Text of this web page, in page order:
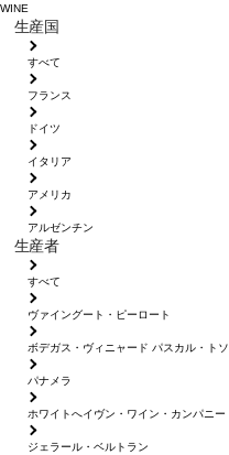
WINE
生産国
すべて
フランス
ドイツ
イタリア
アメリカ
アルゼンチン
生産者
すべて
ヴァイングート・ピーロート
ボデガス・ヴィニャード パスカル・トソ
パナメラ
ホワイトへイヴン・ワイン・カンパニー
ジェラール・ベルトラン